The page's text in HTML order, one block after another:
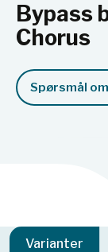
Bypass
Chorus
Spørsmål
Varianter